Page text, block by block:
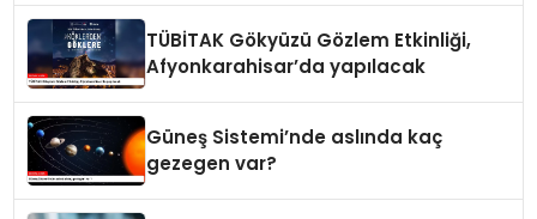
TÜBİTAK Gökyüzü Gözlem Etkinliği,
Afyonkarahisar’da yapılacak
Güneş Sistemi’nde aslında kaç
gezegen var?